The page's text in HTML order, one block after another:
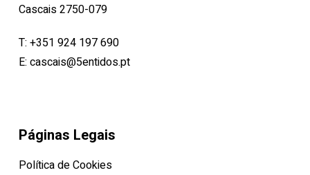
Cascais 2750-079
T: +351 924 197 690
E: cascais@5entidos.pt
Páginas Legais
Política de Cookies